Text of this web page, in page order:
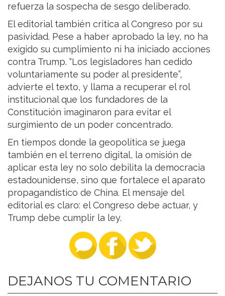
refuerza la sospecha de sesgo deliberado.
El editorial también critica al Congreso por su
pasividad. Pese a haber aprobado la ley, no ha
exigido su cumplimiento ni ha iniciado acciones
contra Trump. “Los legisladores han cedido
voluntariamente su poder al presidente”,
advierte el texto, y llama a recuperar el rol
institucional que los fundadores de la
Constitución imaginaron para evitar el
surgimiento de un poder concentrado.
En tiempos donde la geopolítica se juega
también en el terreno digital, la omisión de
aplicar esta ley no solo debilita la democracia
estadounidense, sino que fortalece el aparato
propagandístico de China. El mensaje del
editorial es claro: el Congreso debe actuar, y
Trump debe cumplir la ley.
DEJANOS TU COMENTARIO